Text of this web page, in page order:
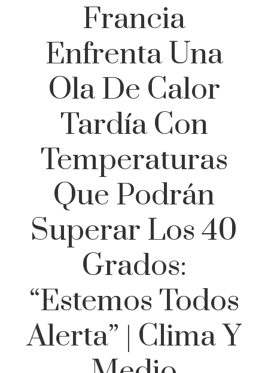
Francia
Enfrenta Una
Ola De Calor
Tardía Con
Temperaturas
Que Podrán
Superar Los 40
Grados:
“Estemos Todos
Alerta” | Clima Y